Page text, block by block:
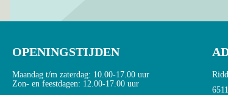
OPENINGSTIJDEN
Maandag t/m zaterdag: 10.00-17.00 uur
Zon- en feestdagen: 12.00-17.00 uur